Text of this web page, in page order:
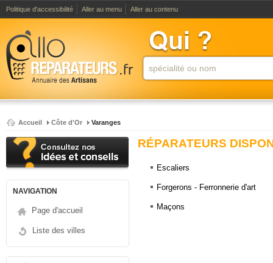
Politique d'accessibilité Aller au menu Aller au contenu
Accueil Côte d'Or Varanges
NAVIGATION
Page d'accueil
Liste des villes
RÉPARATEURS
Escaliers
Forgerons - Ferronnerie d'art
Maçons